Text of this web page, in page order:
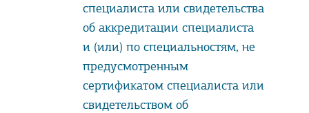
специалиста или свидетельства
об аккредитации специалиста
и (или) по специальностям, не
предусмотренным
сертификатом специалиста или
свидетельством об